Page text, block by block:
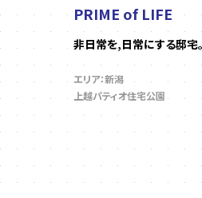
PRIME of LIFE
非日常を,日常にする邸宅
エリア：新潟
上越パティオ住宅公園